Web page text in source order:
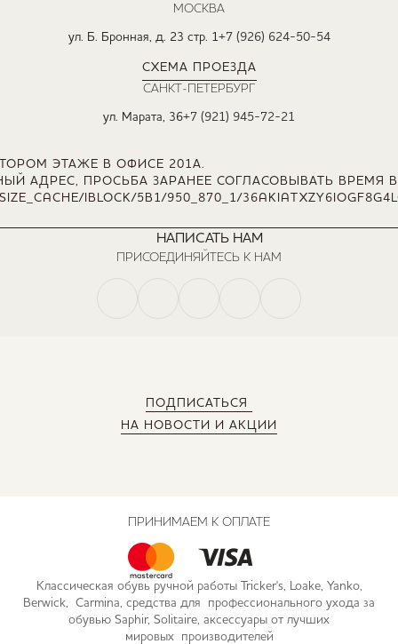
ПОДПИСАТЬСЯ
НА НОВОСТИ И АКЦИИ
МОСКВА
ул. Б. Бронная, д. 23 стр. 1+7 (926) 624-50-54
СХЕМА ПРОЕЗДА
САНКТ-ПЕТЕРБУРГ
ул. Марата, 36+7 (921) 945-72-21
ЭТАЖЕ В ОФИСЕ 201А.
АДРЕС, ПРОСЬБА ЗАРАНЕЕ СОГЛАСОВЫВАТЬ ВРЕМЯ
IBLOCK/5B1/950_870_1/
НАПИСАТЬ НАМ
ПРИСОЕДИНЯЙТЕСЬ К НАМ
Классическая обувь ручной работы Tricker's, Loake, Yanko,
Berwick, Carmina, средства для профессионального ухода за
обувью Saphir, Solitaire, аксессуары от лучших
мировых производителей
ПРИНИМАЕМ К ОПЛАТЕ